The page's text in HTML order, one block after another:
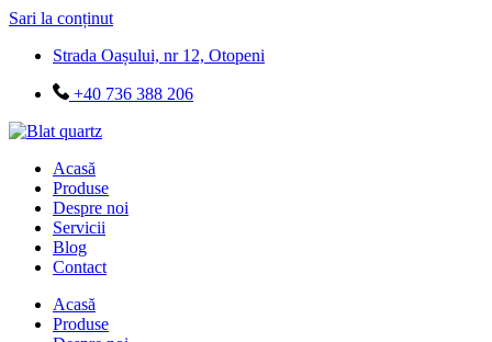
Sari la conținut
Strada Oașului, nr 12, Otopeni
+40 736 388 206
Acasă
Produse
Despre noi
Servicii
Blog
Contact
Acasă
Produse